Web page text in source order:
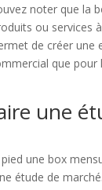
noter que la
ou services
de créer une
que pour
une
une box
étude de